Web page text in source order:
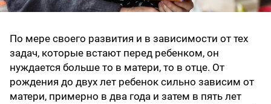
По мере своего развития и в зависимости от тех
задач, которые встают перед ребенком, он
нуждается больше то в матери, то в отце. От
рождения до двух лет ребенок сильно зависим от
матери, примерно в два года и затем в пять лет